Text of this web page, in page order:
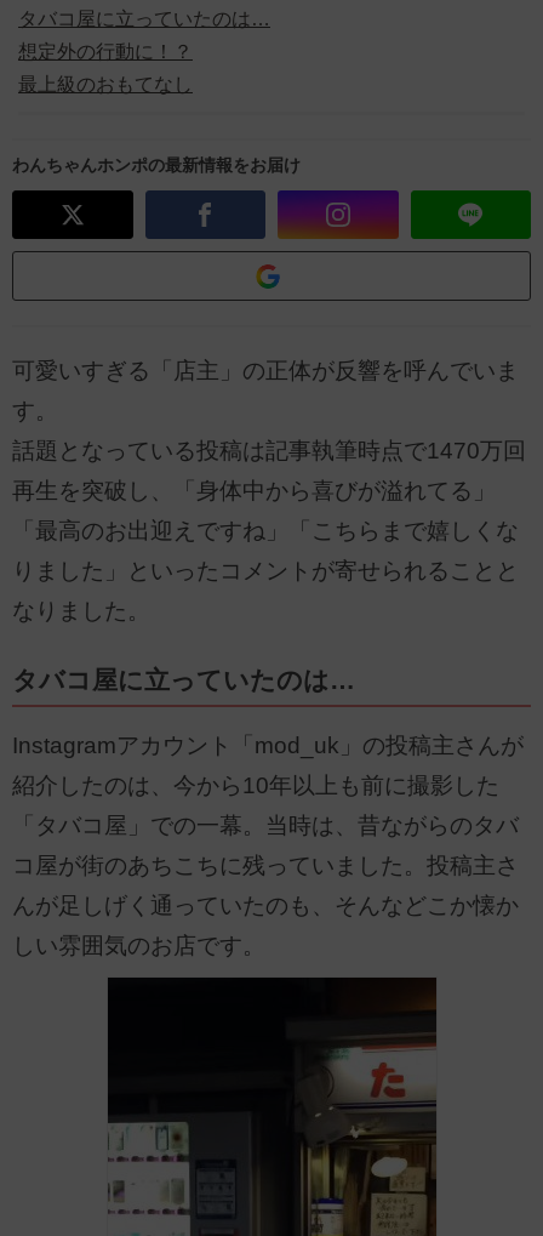
タバコ屋に立っていたのは…
想定外の行動に！？
最上級のおもてなし
わんちゃんホンポの最新情報をお届け
可愛いすぎる「店主」の正体が反響を呼んでいま
す。
話題となっている投稿は記事執筆時点で1470万回
再生を突破し、「身体中から喜びが溢れてる」
「最高のお出迎えですね」「こちらまで嬉しくな
りました」といったコメントが寄せられることと
なりました。
タバコ屋に立っていたのは…
Instagramアカウント「mod_uk」の投稿主さんが
紹介したのは、今から10年以上も前に撮影した
「タバコ屋」での一幕。当時は、昔ながらのタバ
コ屋が街のあちこちに残っていました。投稿主さ
んが足しげく通っていたのも、そんなどこか懐か
しい雰囲気のお店です。